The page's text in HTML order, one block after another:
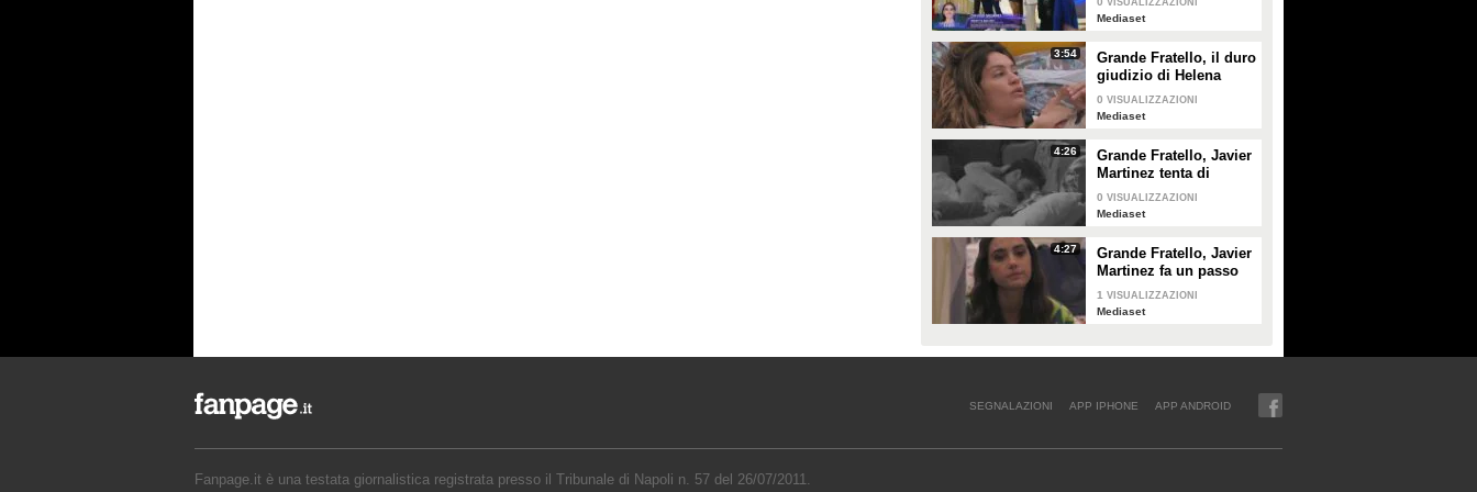
VISUALIZZAZIONI
Mediaset
3:54
Grande Fratello, il duro
giudizio di Helena
Prestes su Zeudi Di
Palma e Javier
0 VISUALIZZAZIONI
Mediaset
4:26
Grande Fratello, Javier
Martinez tenta di
confortare Zeudi Di
Palma
0 VISUALIZZAZIONI
Mediaset
4:27
Grande Fratello, Javier
Martinez fa un passo
indietro con Zeudi Di
Palma
1 VISUALIZZAZIONI
Mediaset
SEGNALAZIONI APP IPHONE APP ANDROID
Fanpage.it è una testata giornalistica registrata presso il Tribunale di Napoli n. 57 del 26/07/2011.